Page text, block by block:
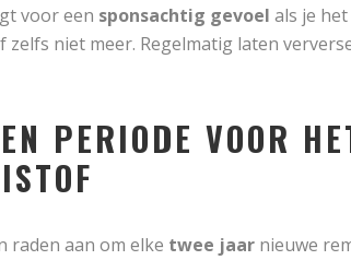
voor een sponsachtig gevoel als je
zelfs niet meer. Regelmatig laten
PERIODE VOOR
raden aan om elke twee jaar nieuwe